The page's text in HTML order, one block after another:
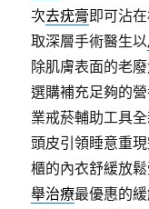
次去疣膏即可沾
取深層手術醫生以
除肌膚表面的老
選購補充足夠的
業戒菸輔助工具
頭皮引領睡意重
櫃的內衣舒緩放
舉治療最優惠的